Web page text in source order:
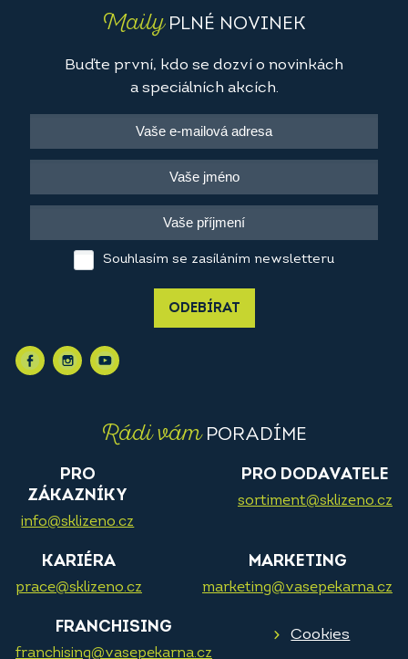
MailyPLNÉ NOVINEK
Buďte první, kdo se dozví o novinkách
a speciálních akcích.
Souhlasím se zasíláním newsletteru
ODEBÍRAT
Rádi vámPORADÍME
PRO
ZÁKAZNÍKY
info@sklizeno.cz
PRO DODAVATELE
sortiment@sklizeno.cz
KARIÉRA
prace@sklizeno.cz
MARKETING
marketing@vasepekarna.cz
FRANCHISING
franchising@vasepekarna.cz
Cookies